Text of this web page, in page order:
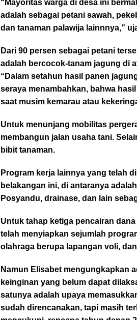
“Mayoritas warga di desa ini
adalah sebagai petani sawah,
dan tanaman palawija lainnnya,”
Dari 90 persen sebagai petani
adalah bercocok-tanam jagung di
“Dalam setahun hasil panen
seraya menambahkan, bahwa
saat musim kemarau atau
Untuk menunjang mobilitas
membangun jalan usaha tani.
bibit tanaman.
Program kerja lainnya yang telah
belakangan ini, di antaranya
Posyandu, drainase, dan lain
Untuk tahap ketiga pencairan
telah menyiapkan sejumlah
olahraga berupa lapangan voli,
Namun Elisabet mengungkapkan
keinginan yang belum dapat
satunya adalah upaya
sudah direncanakan, tapi masih